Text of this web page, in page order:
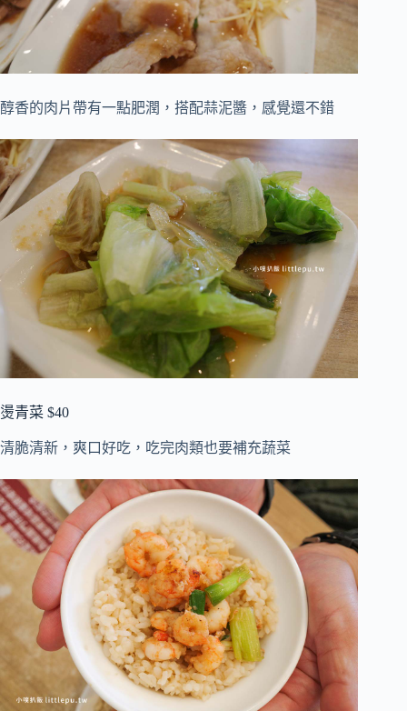
醇香的肉片帶有一點肥潤，搭配蒜泥醬，感覺還不錯
燙青菜 $40
清脆清新，爽口好吃，吃完肉類也要補充蔬菜